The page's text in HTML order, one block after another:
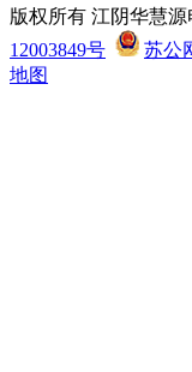
版权所有 江阴华慧
12003849号
苏公
地图